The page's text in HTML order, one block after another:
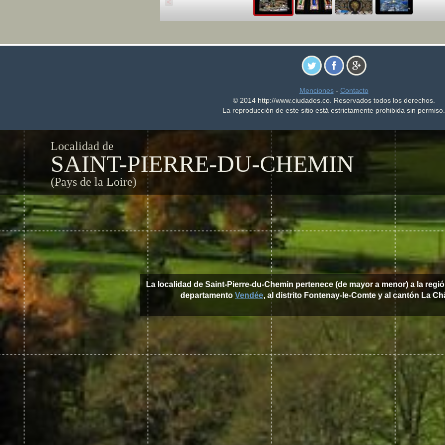
<
Menciones- Contacto
© 2014 http://www.ciudades.co. Reservados todos los derechos.
La reproducción de este sitio está estrictamente prohibida sin permiso.
Localidad de
SAINT-PIERRE-DU-CHEMIN
(Pays de la Loire)
La localidad de Saint-Pierre-du-Chemin pertenece (de mayor a menor) a la
departamento Vendée, al distrito Fontenay-le-Comte y al cantón La